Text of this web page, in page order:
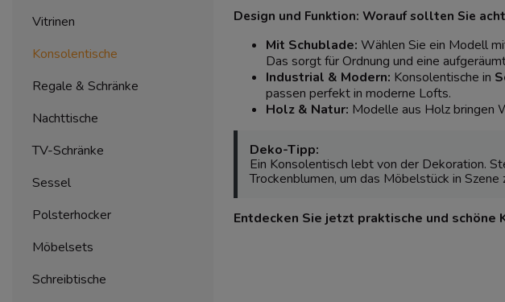
Vitrinen
Konsolentische
Regale & Schränke
Nachttische
TV-Schränke
Sessel
Polsterhocker
Möbelsets
Schreibtische
Design und Funktion: Worauf sollten Sie
Mit Schublade: Wählen Sie ein Modell
Das sorgt für Ordnung und eine
Industrial & Modern: Konsolentische in
passen perfekt in moderne Lofts.
Holz & Natur: Modelle aus Holz bringen
Deko-Tipp:
Ein Konsolentisch lebt von der Dekoration.
Trockenblumen, um das Möbelstück in
Entdecken Sie jetzt praktische und schöne